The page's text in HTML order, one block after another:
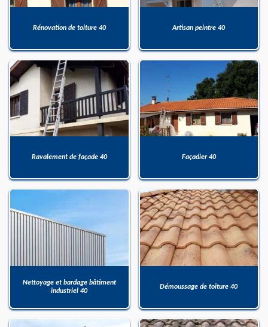
Rénovation de toiture 40 Artisan peintre 40
Ravalement de façade 40 Façadier 40
Nettoyage et bardage bâtiment
industriel 40
Démoussage de toiture 40